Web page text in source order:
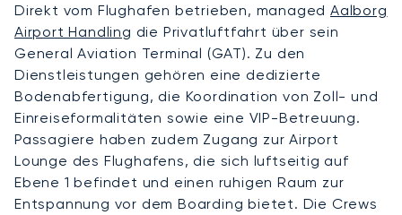
Direkt vom Flughafen betrieben, managed Aalborg
Airport Handling die Privatluftfahrt über sein
General Aviation Terminal (GAT). Zu den
Dienstleistungen gehören eine dedizierte
Bodenabfertigung, die Koordination von Zoll- und
Einreiseformalitäten sowie eine VIP-Betreuung.
Passagiere haben zudem Zugang zur Airport
Lounge des Flughafens, die sich luftseitig auf
Ebene 1 befindet und einen ruhigen Raum zur
Entspannung vor dem Boarding bietet. Die Crews